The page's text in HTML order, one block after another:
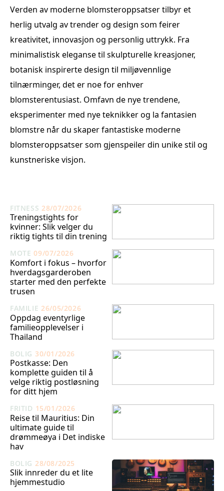
Verden av moderne blomsteroppsatser tilbyr et
herlig utvalg av trender og design som feirer
kreativitet, innovasjon og personlig uttrykk. Fra
minimalistisk eleganse til skulpturelle kreasjoner,
botanisk inspirerte design til miljøvennlige
tilnærminger, det er noe for enhver
blomsterentusiast. Omfavn de nye trendene,
eksperimenter med nye teknikker og la fantasien
blomstre når du skaper fantastiske moderne
blomsteroppsatser som gjenspeiler din unike stil og
kunstneriske visjon.
FITNESS 28/07/2026
Treningstights for
kvinner: Slik velger du
riktig tights til din trening
MOTE 09/07/2026
Komfort i fokus – hvorfor
hverdagsgarderoben
starter med den perfekte
trusen
FAMILIE 26/05/2026
Oppdag eventyrlige
familieopplevelser i
Thailand
BOLIG 30/01/2026
Postkasse: Den
komplette guiden til å
velge riktig postløsning
for ditt hjem
FRITID 15/01/2026
Reise til Mauritius: Din
ultimate guide til
drømmeøya i Det indiske
hav
BOLIG 28/08/2025
Slik innreder du et lite
hjemmestudio